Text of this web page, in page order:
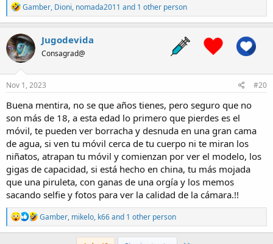
R
e
a
c
t
i
o
n
s
Gamber, Dioni, nomada2011 and 1 other person
Jugodevida
Consagrad@
Nov 1, 2023 #20
Buena mentira, no se que años tienes, pero seguro que no
son más de 18, a esta edad lo primero que pierdes es el
móvil, te pueden ver borracha y desnuda en una gran cama
de agua, si ven tu móvil cerca de tu cuerpo ni te miran los
niñatos, atrapan tu móvil y comienzan por ver el modelo, los
gigas de capacidad, si está hecho en china, tu más mojada
que una piruleta, con ganas de una orgía y los memos
sacando selfie y fotos para ver la calidad de la cámara.!!
R
e
a
Gamber, mikelo, k66and 1 other person